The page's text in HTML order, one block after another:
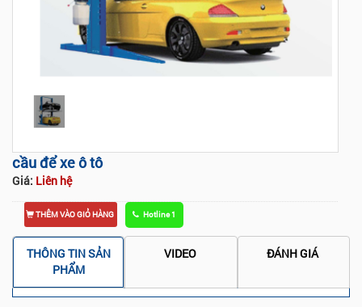
cầu để xe ô tô
Giá: Liên hệ
THÊM VÀO GIỎ HÀNG Hotline 1
THÔNG TIN SẢN
PHẨM
VIDEO ĐÁNH GIÁ